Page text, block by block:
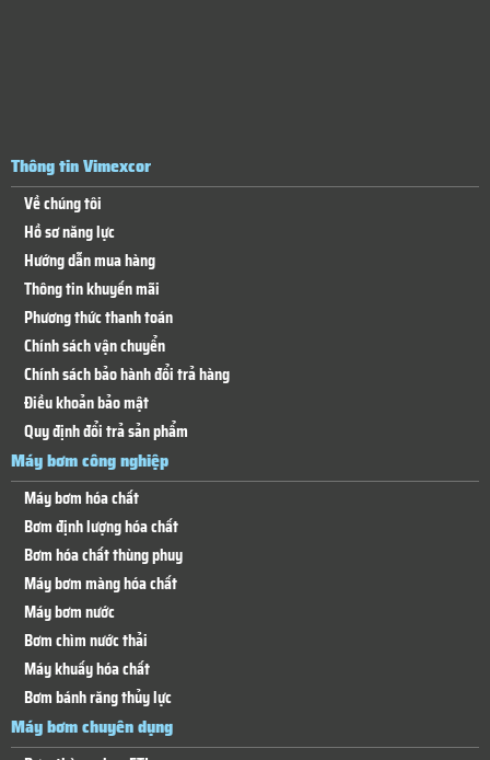
Thông tin Vimexcor
Về chúng tôi
Hồ sơ năng lực
Hướng dẫn mua hàng
Thông tin khuyến mãi
Phương thức thanh toán
Chính sách vận chuyển
Chính sách bảo hành đổi trả hàng
Điều khoản bảo mật
Quy định đổi trả sản phẩm
Máy bơm công nghiệp
Máy bơm hóa chất
Bơm định lượng hóa chất
Bơm hóa chất thùng phuy
Máy bơm màng hóa chất
Máy bơm nước
Bơm chìm nước thải
Máy khuấy hóa chất
Bơm bánh răng thủy lực
Máy bơm chuyên dụng